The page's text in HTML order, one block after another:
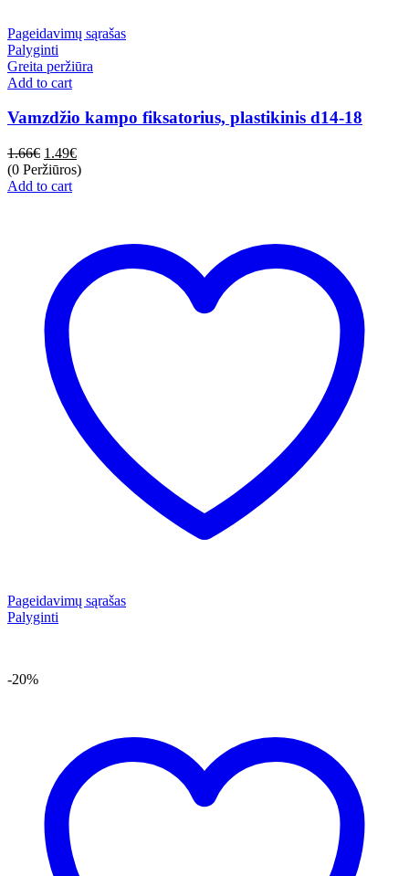
Pageidavimų sąrašas
Palyginti
Greita peržiūra
Add to cart
Vamzdžio kampo fiksatorius, plastikinis d14-18
1.66€ 1.49€
(0 Peržiūros)
Add to cart
Pageidavimų sąrašas
Palyginti
-20%